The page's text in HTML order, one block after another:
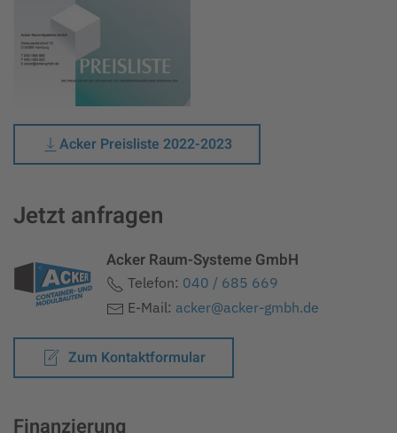
Acker Preisliste 2022-2023
Jetzt anfragen
Acker Raum-Systeme GmbH
Telefon: 040 / 685 669
E-Mail: acker@acker-gmbh.de
Zum Kontaktformular
Finanzierung